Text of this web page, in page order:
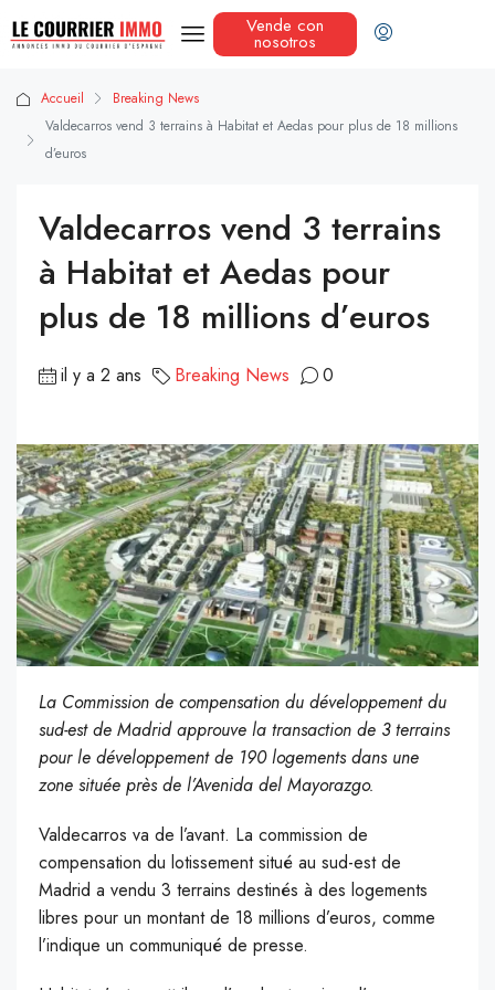
Vende con
nosotros
Accueil
Breaking News
Valdecarros vend 3 terrains à Habitat et Aedas pour plus de 18 millions
d’euros
Valdecarros vend 3 terrains
à Habitat et Aedas pour
plus de 18 millions d’euros
il y a 2 ans Breaking News 0
La Commission de compensation du développement du
sud-est de Madrid approuve la transaction de 3 terrains
pour le développement de 190 logements dans une
zone située près de l’Avenida del Mayorazgo.
Valdecarros va de l’avant. La commission de
compensation du lotissement situé au sud-est de
Madrid a vendu 3 terrains destinés à des logements
libres pour un montant de 18 millions d’euros, comme
l’indique un communiqué de presse.